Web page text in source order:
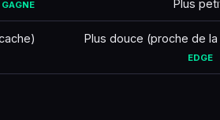
GAGNE Plus
Plus douce (proche de
EDGE